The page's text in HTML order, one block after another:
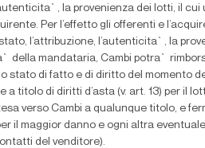
la provenienza dei lotti, il
Per l’effetto gli offerenti e
l’attribuzione, l’autenticita`, la
della mandataria, Cambi potra`
stato di fatto e di diritto del momento
a titolo di diritti d’asta (v. art. 13) per il
verso Cambi a qualunque titolo, e
il maggior danno e ogni altra
del venditore).